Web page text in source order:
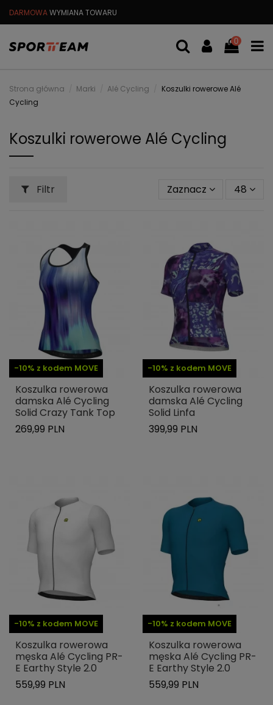
DARMOWAWYMIANA TOWARU
0
Strona główna Marki Alé Cycling
Koszulki rowerowe Alé
Cycling
Koszulki rowerowe Alé Cycling
Filtr Zaznacz 48
-10% z kodem MOVE
Koszulka rowerowa
damska Alé Cycling
Solid Crazy Tank Top
269,99 PLN
-10% z kodem MOVE
Koszulka rowerowa
damska Alé Cycling
Solid Linfa
399,99 PLN
-10% z kodem MOVE
Koszulka rowerowa
męska Alé Cycling PR-
E Earthy Style 2.0
559,99 PLN
-10% z kodem MOVE
Koszulka rowerowa
męska Alé Cycling PR-
E Earthy Style 2.0
559,99 PLN